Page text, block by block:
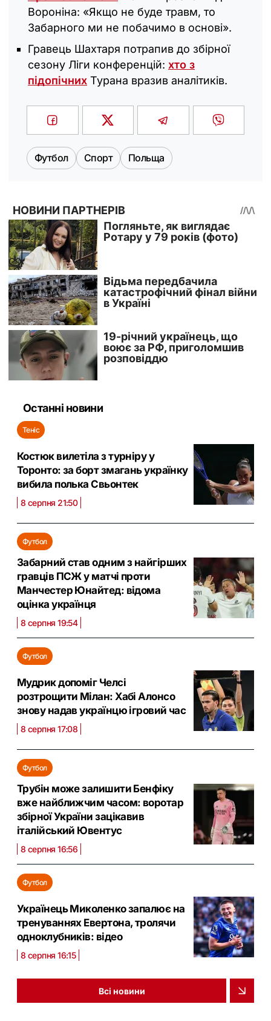
Вороніна: «Якщо не буде травм, то
Забарного ми не побачимо в основі».
Гравець Шахтаря потрапив до збірної
сезону Ліги конференцій: хто з
підопічних Турана вразив аналітиків.
Футбол Спорт Польща
Останні новини
Теніс
Костюк вилетіла з турніру у
Торонто: за борт змагань українку
вибила полька Свьонтек
8 серпня 21:50
Футбол
Забарний став одним з найгірших
гравців ПСЖ у матчі проти
Манчестер Юнайтед: відома
оцінка українця
8 серпня 19:54
Футбол
Мудрик допоміг Челсі
розтрощити Мілан: Хабі Алонсо
знову надав українцю ігровий час
8 серпня 17:08
Футбол
Трубін може залишити Бенфіку
вже найближчим часом: воротар
збірної України зацікавив
італійський Ювентус
8 серпня 16:56
Футбол
Українець Миколенко запалює на
тренуваннях Евертона, тролячи
одноклубників: відео
8 серпня 16:15
Всі новини